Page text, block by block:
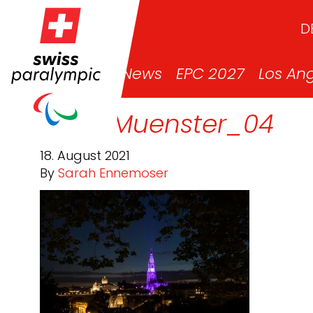
News EPC 2027 Los
Bern_Muenster_04
18. August 2021
By Sarah Ennemoser